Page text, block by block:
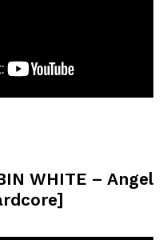
WHITE – Angel